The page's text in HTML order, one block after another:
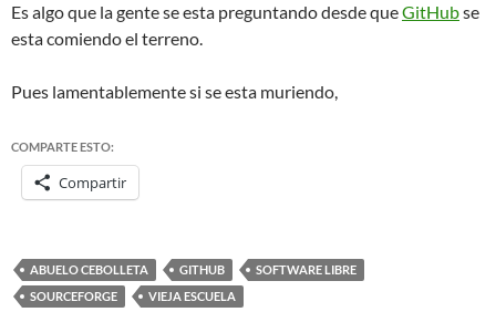
Es algo que la gente se esta preguntando desde queGitHubse
esta comiendo el terreno.
Pues lamentablemente si se esta muriendo,
COMPARTE ESTO:
Compartir
ABUELO CEBOLLETA GITHUB
SOFTWARE LIBRE
SOURCEFORGE
VIEJA ESCUELA